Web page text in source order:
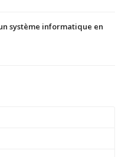
système informatique en